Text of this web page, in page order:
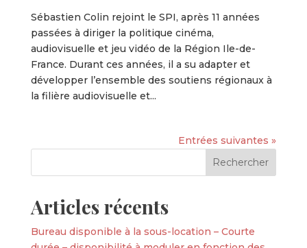
Sébastien Colin rejoint le SPI, après 11 années
passées à diriger la politique cinéma,
audiovisuelle et jeu vidéo de la Région Ile-de-
France. Durant ces années, il a su adapter et
développer l’ensemble des soutiens régionaux à
la filière audiovisuelle et...
Entrées suivantes »
Articles récents
Bureau disponible à la sous-location – Courte